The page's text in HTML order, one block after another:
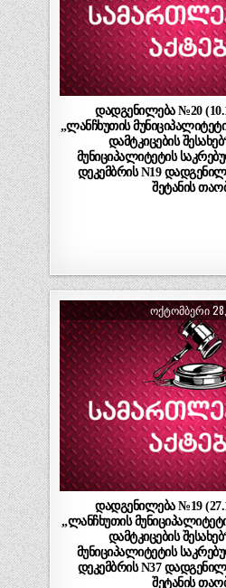
დადგენილება №20
„ლანჩხუთის
დამტკიცების
მუნიციპალიტეტის
დეკემბრის N19
შეტანის
ᲝᲥᲢᲝᲛᲑᲔᲠᲘ
დადგენილება №19
„ლანჩხუთის
დამტკიცების
მუნიციპალიტეტის
დეკემბრის N37
შეტანის